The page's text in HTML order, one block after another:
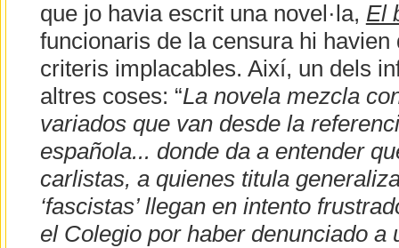
que jo havia escrit una novel·la, El
funcionaris de la censura hi havien
criteris implacables. Així, un dels
altres coses: “La novela mezcla
variados que van desde la
española... donde da a entender
carlistas, a quienes titula
‘fascistas’ llegan en intento
el Colegio por haber denunciado a